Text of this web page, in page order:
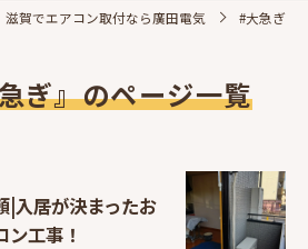
滋賀でエアコン取付なら廣田電気 #大急ぎ
ぎ』のページ一覧
|入居が決まったお
工事！